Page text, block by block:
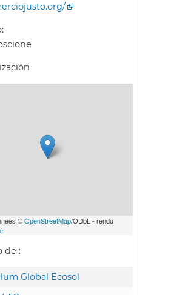
©OpenStreetMap/ODbL - rendu
de :
Global Ecosol